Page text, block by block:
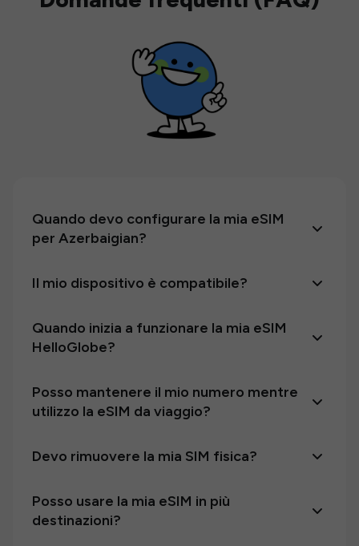
Quando devo configurare la mia eSIM
per Azerbaigian?
Il mio dispositivo è compatibile?
Quando inizia a funzionare la mia eSIM
HelloGlobe?
Posso mantenere il mio numero mentre
utilizzo la eSIM da viaggio?
Devo rimuovere la mia SIM fisica?
Posso usare la mia eSIM in più
destinazioni?